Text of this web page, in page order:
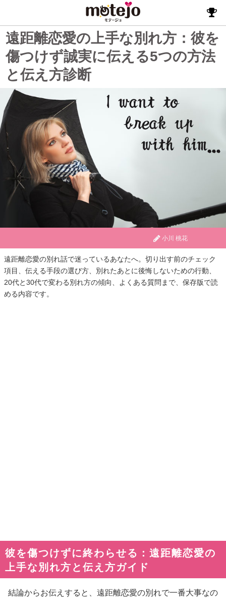
遠距離恋愛の上手な別れ方：彼を
傷つけず誠実に伝える5つの方法
と伝え方診断
小川 桃花
遠距離恋愛の別れ話で迷っているあなたへ。切り出す前のチェック
項目、伝える手段の選び方、別れたあとに後悔しないための行動、
20代と30代で変わる別れ方の傾向、よくある質問まで、保存版で読
める内容です。
彼を傷つけずに終わらせる：遠距離恋愛の
上手な別れ方と伝え方ガイド
結論からお伝えすると、遠距離恋愛の別れで一番大事なの